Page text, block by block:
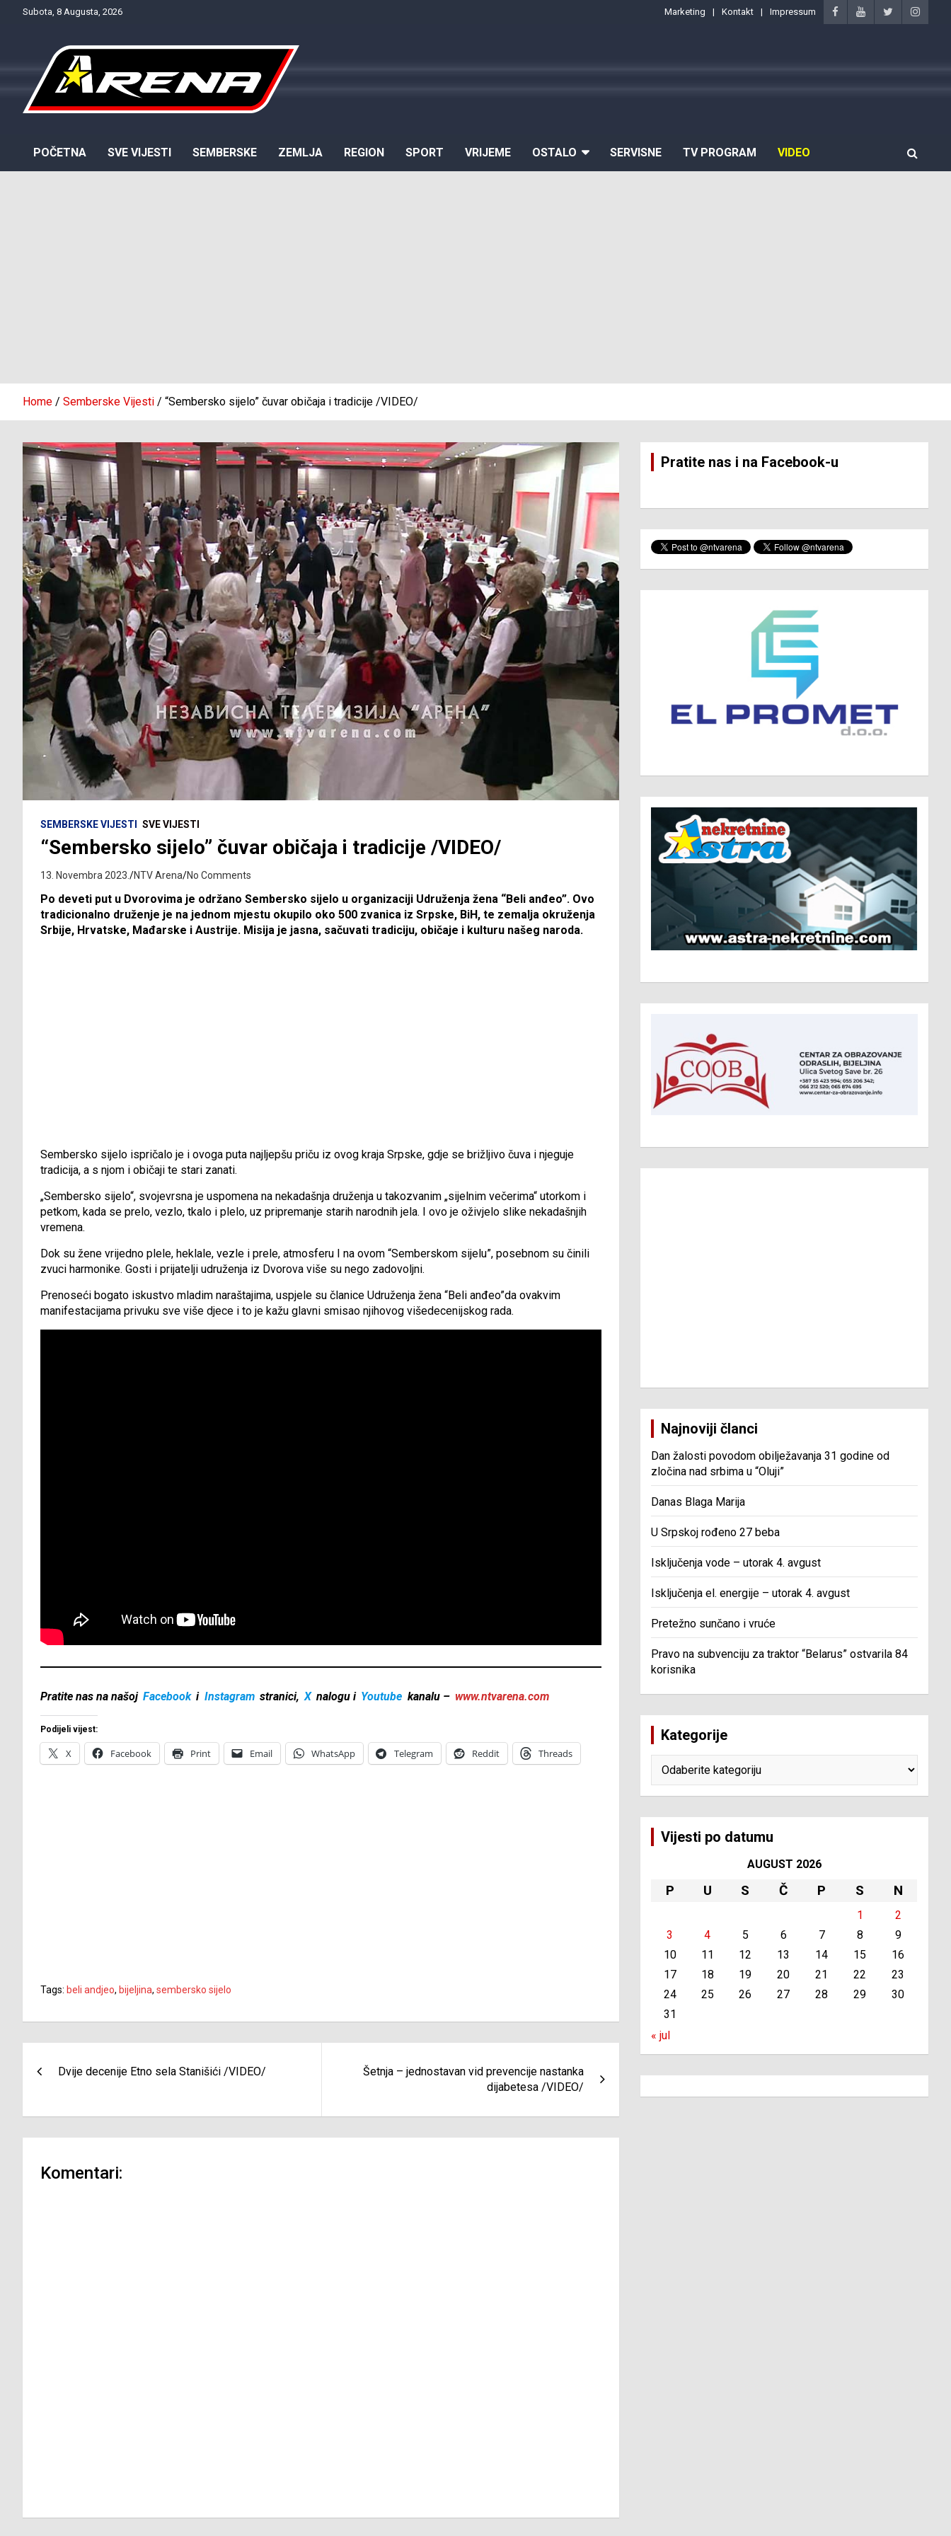
Subota, 8 Augusta, 2026 Marketing Kontakt Impressum
POČETNA SVE VIJESTI SEMBERSKE ZEMLJA REGION SPORT VRIJEME OSTALO SERVISNE TV PROGRAM VIDEO
Home Semberske Vijesti “Sembersko sijelo” čuvar običaja i tradicije /VIDEO/
SEMBERSKE VIJESTI SVE VIJESTI
“Sembersko sijelo” čuvar običaja i tradicije /VIDEO/
13. Novembra 2023. NTV Arena No Comments
Po deveti put u Dvorovima je održano Sembersko sijelo u organizaciji Udruženja žena “Beli anđeo”. Ovo
tradicionalno druženje je na jednom mjestu okupilo oko 500 zvanica iz Srpske, BiH, te zemalja okruženja
Srbije, Hrvatske, Mađarske i Austrije. Misija je jasna, sačuvati tradiciju, običaje i kulturu našeg naroda.
Sembersko sijelo ispričalo je i ovoga puta najljepšu priču iz ovog kraja Srpske, gdje se brižljivo čuva i njeguje
tradicija, a s njom i običaji te stari zanati.
„Sembersko sijelo“, svojevrsna je uspomena na nekadašnja druženja u takozvanim „sijelnim večerima“ utorkom i
petkom, kada se prelo, vezlo, tkalo i plelo, uz pripremanje starih narodnih jela. I ovo je oživjelo slike nekadašnjih
vremena.
Dok su žene vrijedno plele, heklale, vezle i prele, atmosferu I na ovom “Semberskom sijelu”, posebnom su činili
zvuci harmonike. Gosti i prijatelji udruženja iz Dvorova više su nego zadovoljni.
Prenoseći bogato iskustvo mladim naraštajima, uspjele su članice Udruženja žena “Beli anđeo”da ovakvim
manifestacijama privuku sve više djece i to je kažu glavni smisao njihovog višedecenijskog rada.
Pratite nas na našoj Facebook i Instagram stranici, X nalogu i Youtube kanalu – www.ntvarena.com
Podijeli vijest:
X Facebook Print Email WhatsApp Telegram Reddit Threads
Tags: beli andjeo, bijeljina, sembersko sijelo
članaka
Dvije decenije Etno sela Stanišići /VIDEO/
Šetnja – jednostavan vid prevencije nastanka
dijabetesa /VIDEO/
Komentari:
Pratite nas i na Facebook-u
Najnoviji članci
Dan žalosti povodom obilježavanja 31 godine od
zločina nad srbima u “Oluji”
Danas Blaga Marija
U Srpskoj rođeno 27 beba
Isključenja vode – utorak 4. avgust
Isključenja el. energije – utorak 4. avgust
Pretežno sunčano i vruće
Pravo na subvenciju za traktor “Belarus” ostvarila 84
korisnika
Kategorije
Vijesti po datumu
AUGUST 2026
P U S Č P S N
1
2
3
4 5 6 7 8
9
10
11 12 13 14 15
16
17
18 19 20 21 22
23
24
25 26 27 28 29
30
31
« jul